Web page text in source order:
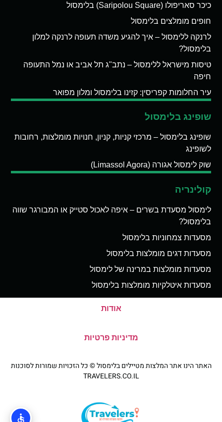
כיכר סאריפולו (Saripolou Square) בלימסול
חופים מומלצים בלימסול
לרנקה ללימסול – איך להגיע משדה תעופה לרנקה למלון
בלימסול?
טיסות מישראל ללימסול – נתב"ג תל אביב או נמל התעופה
חיפה
עיר החלומות קפריסין: קזינו בלימסול ומלון מפואר
שופינג בלימסול
שופינג בלימסול – מרכזי קניות, קניון, חנויות מומלצות, רחובות
לשופינג
שוק לימסול אגורה (Limassol Agora)
קולינריה
לימסול מסעדת בשרים – איפה לאכול סטייק או המבורגר שווה
בלימסול?
מסעדות צמחוניות בלימסול
מסעדות דגים מומלצות בלימסול
מסעדות מומלצות במרינה של לימסול
מסעדות איטלקיות מומלצות בלימסול
אודות
מדיניות פרטיות
האתר הינו אתר המלצות מטיילים בלימסול © כל הזכויות שמורות לסוכנות
TRAVELERS.CO.IL